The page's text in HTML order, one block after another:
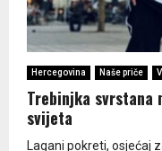
Hercegovina Naše priče
Trebinjka svrstana
svijeta
Lagani pokreti, osjećaj